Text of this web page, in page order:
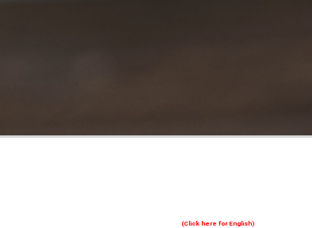
(Click here for English)